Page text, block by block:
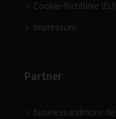
Cookie-Richtlinie (EU)
Impressum
Partner
businessandmore.de